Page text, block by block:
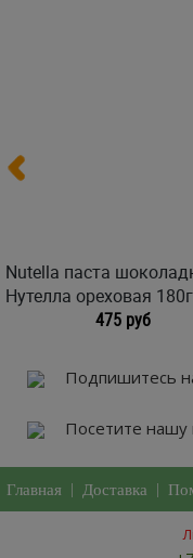
Nutella паста
Нутелла ореховая 180г
475 руб
Подпишитесь
Посетите нашу
Главная Доставка